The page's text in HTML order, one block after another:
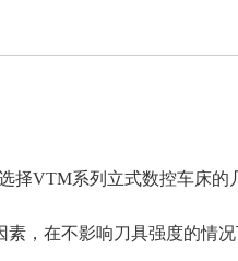
择VTM系列立式数控车床的
，在不影响刀具强度的情